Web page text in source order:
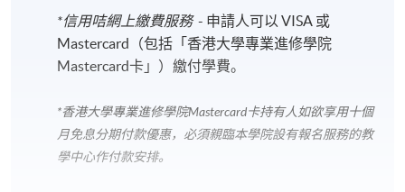
*信用咭網上繳費服務- 申請人可以 VISA 或
Mastercard（包括「香港大學專業進修學院
Mastercard卡」）繳付學費。
*香港大學專業進修學院Mastercard卡持有人如欲享用十個
月免息分期付款優惠，必須親臨本學院設有報名服務的教
學中心作付款安排。